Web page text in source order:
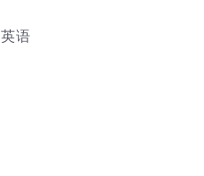
英语